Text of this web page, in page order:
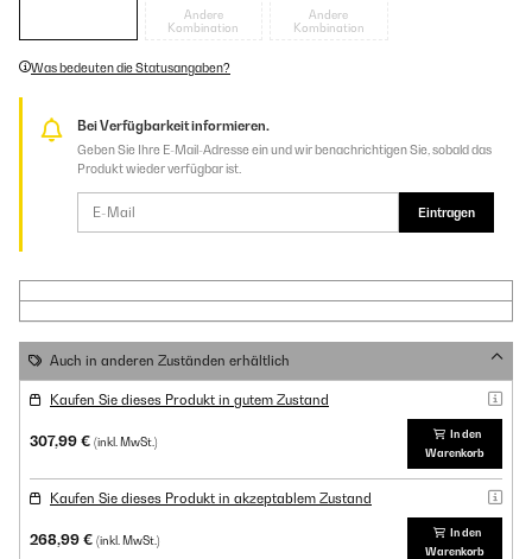
Andere
Kombination
Andere
Kombination
Was bedeuten die Statusangaben?
Bei Verfügbarkeit informieren.
Geben Sie Ihre E-Mail-Adresse ein und wir benachrichtigen Sie, sobald das
Produkt wieder verfügbar ist.
Eintragen
Auch in anderen Zuständen erhältlich
Kaufen Sie dieses Produkt in gutem Zustand
307,99 € (inkl. MwSt.)
In den
Warenkorb
Kaufen Sie dieses Produkt in akzeptablem Zustand
268,99 € (inkl. MwSt.)
In den
Warenkorb